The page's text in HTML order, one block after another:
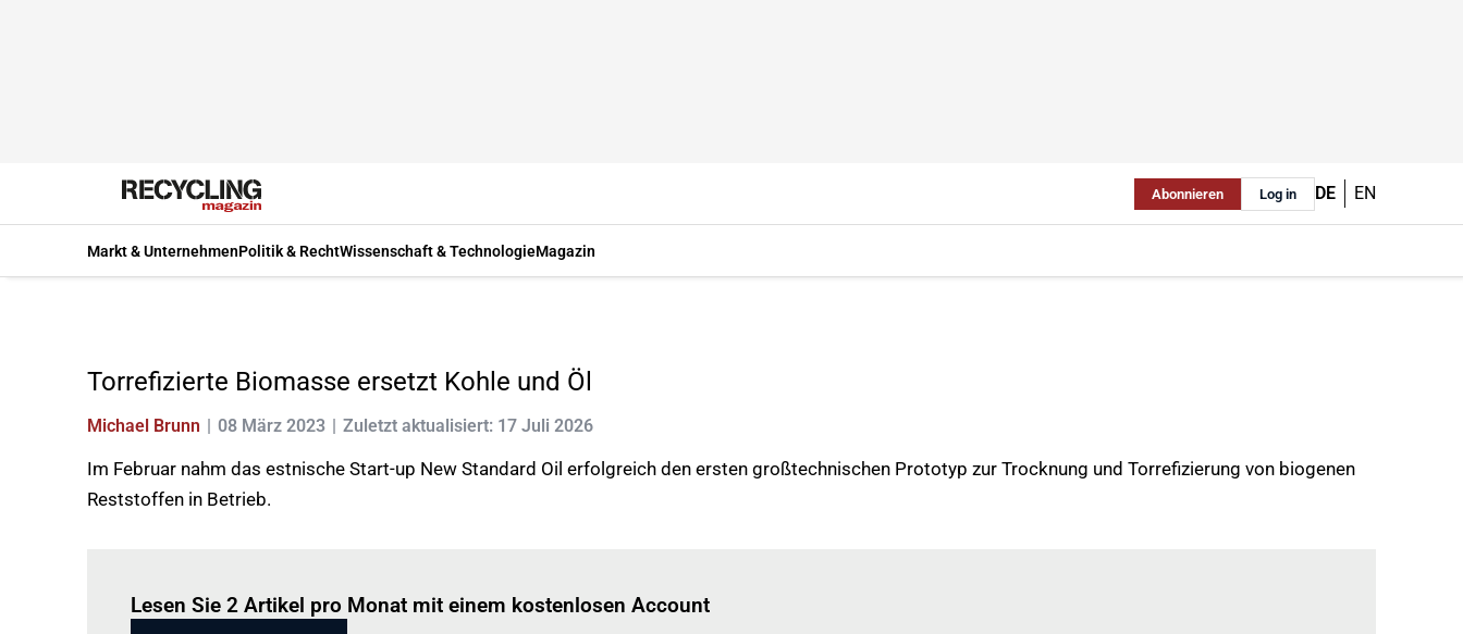
Abonnieren Log in DE EN
Markt & UnternehmenPolitik & RechtWissenschaft & TechnologieMagazin
Torrefizierte Biomasse ersetzt Kohle und Öl
Michael Brunn 08 März 2023 Zuletzt aktualisiert: 17 Juli 2026
Im Februar nahm das estnische Start-up New Standard Oil erfolgreich den ersten großtechnischen Prototyp zur Trocknung und Torrefizierung von biogenen
Reststoffen in Betrieb.
Lesen Sie 2 Artikel pro Monat mit einem kostenlosen Account